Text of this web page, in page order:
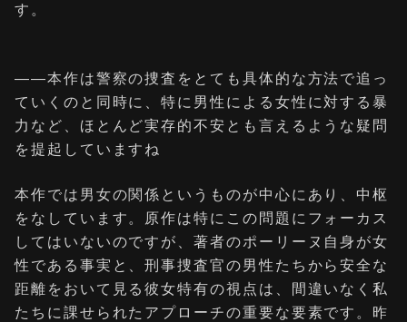
す。
――本作は警察の捜査をとても具体的な方法で追っ
ていくのと同時に、特に男性による女性に対する暴
力など、ほとんど実存的不安とも言えるような疑問
を提起していますね
本作では男女の関係というものが中心にあり、中枢
をなしています。原作は特にこの問題にフォーカス
してはいないのですが、著者のポーリーヌ自身が女
性である事実と、刑事捜査官の男性たちから安全な
距離をおいて見る彼女特有の視点は、間違いなく私
たちに課せられたアプローチの重要な要素です。昨